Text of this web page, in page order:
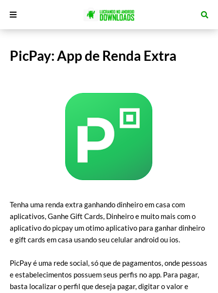
PicPay: App de Renda Extra
Tenha uma renda extra ganhando dinheiro em casa com
aplicativos, Ganhe Gift Cards, Dinheiro e muito mais com o
aplicativo do picpay um otimo aplicativo para ganhar dinheiro
e gift cards em casa usando seu celular android ou ios.
PicPay é uma rede social, só que de pagamentos, onde pessoas
e estabelecimentos possuem seus perfis no app. Para pagar,
basta localizar o perfil que deseja pagar, digitar o valor e